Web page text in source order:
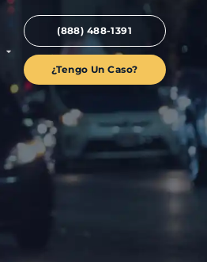
(888) 488-1391
¿Tengo Un Caso?